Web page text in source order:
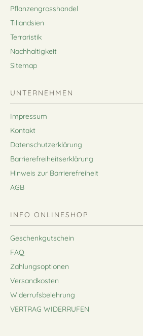
Pflanzengrosshandel
Tillandsien
Terraristik
Nachhaltigkeit
Sitemap
UNTERNEHMEN
Impressum
Kontakt
Datenschutzerklärung
Barrierefreiheitserklärung
Hinweis zur Barrierefreiheit
AGB
INFO ONLINESHOP
Geschenkgutschein
FAQ
Zahlungsoptionen
Versandkosten
Widerrufsbelehrung
VERTRAG WIDERRUFEN